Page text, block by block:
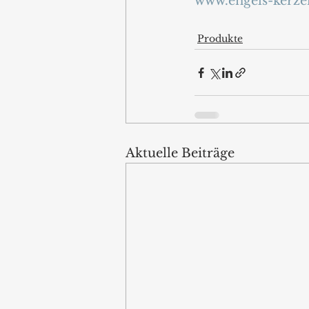
Produkte
Aktuelle Beiträge